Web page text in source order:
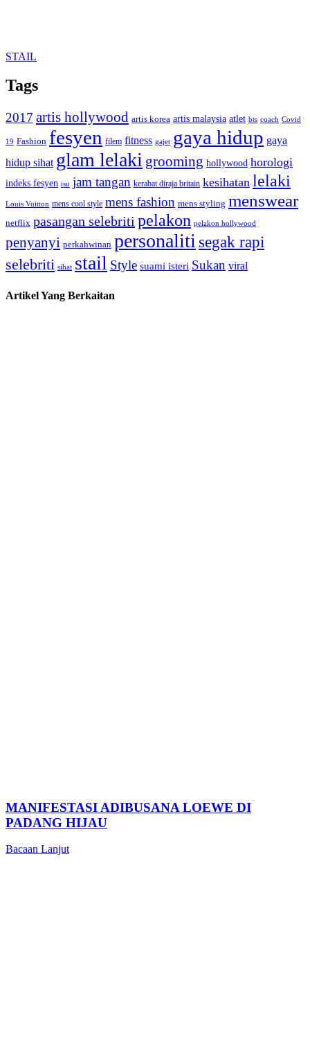
STAIL
Tags
2017 artis hollywood artis korea artis malaysia atlet bts coach Covid
19 Fashion fesyen filem fitness gajet gaya hidup gaya
hidup sihat glam lelaki grooming hollywood horologi
indeks fesyen isu jam tangan kerabat diraja britain kesihatan lelaki
Louis Vuitton mens cool style mens fashion mens styling menswear
netflix pasangan selebriti pelakon pelakon hollywood
penyanyi perkahwinan personalitisegak rapi
selebriti sihat stail Style suami isteri Sukan viral
Artikel Yang Berkaitan
MANIFESTASI ADIBUSANA LOEWE DI
PADANG HIJAU
Bacaan Lanjut